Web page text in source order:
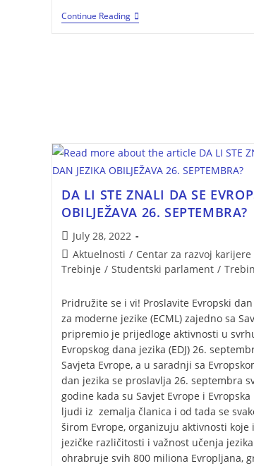
Continue Reading
DA LI STE ZNALI DA SE
OBILJEŽAVA 26. SEPTEMBRA?
July 28, 2022
Aktuelnosti / Centar za razvoj karijere
Trebinje / Studentski parlament /
Pridružite se i vi! Proslavite Evropski
za moderne jezike (ECML) zajedno sa
pripremio je prijedloge aktivnosti u
Evropskog dana jezika (EDJ) 26.
Savjeta Evrope, a u saradnji sa
dan jezika se proslavlja 26. septembra
godine kada su Savjet Evrope i
ljudi iz zemalja članica i od tada se
širom Evrope, organizuju aktivnosti
jezičke različitosti i važnost učenja
ohrabruje svih 800 miliona Evropljana,